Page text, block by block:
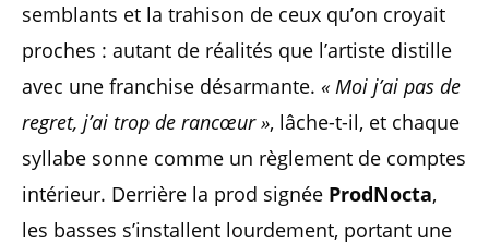
semblants et la trahison de ceux qu’on croyait
proches : autant de réalités que l’artiste distille
avec une franchise désarmante. « Moi j’ai pas de
regret, j’ai trop de rancœur », lâche-t-il, et chaque
syllabe sonne comme un règlement de comptes
intérieur. Derrière la prod signée ProdNocta,
les basses s’installent lourdement, portant une